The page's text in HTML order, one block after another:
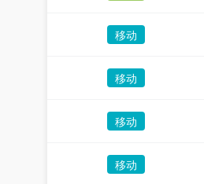
移动
移动
移动
移动